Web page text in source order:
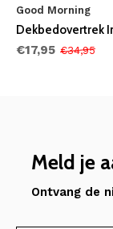
Good Morning
Dekbedovertrek
€17,95 €34,95
Meld je
Ontvang de